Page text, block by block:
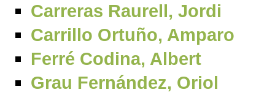
Carreras Raurell, Jordi
Carrillo Ortuño, Amparo
Ferré Codina, Albert
Grau Fernández, Oriol